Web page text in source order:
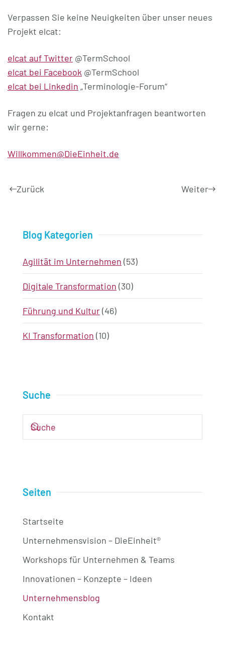
Verpassen Sie keine Neuigkeiten über unser neues
Projekt elcat:
elcat auf Twitter @TermSchool
elcat bei Facebook @TermSchool
elcat bei Linkedin „Terminologie-Forum“
Fragen zu elcat und Projektanfragen beantworten
wir gerne:
Willkommen@DieEinheit.de
Zurück Weiter
Blog Kategorien
Agilität im Unternehmen (53)
Digitale Transformation (30)
Führung und Kultur(46)
KI Transformation (10)
Suche
Seiten
Startseite
Unternehmensvision – DieEinheit®
Workshops für Unternehmen & Teams
Innovationen – Konzepte – Ideen
Unternehmensblog
Kontakt